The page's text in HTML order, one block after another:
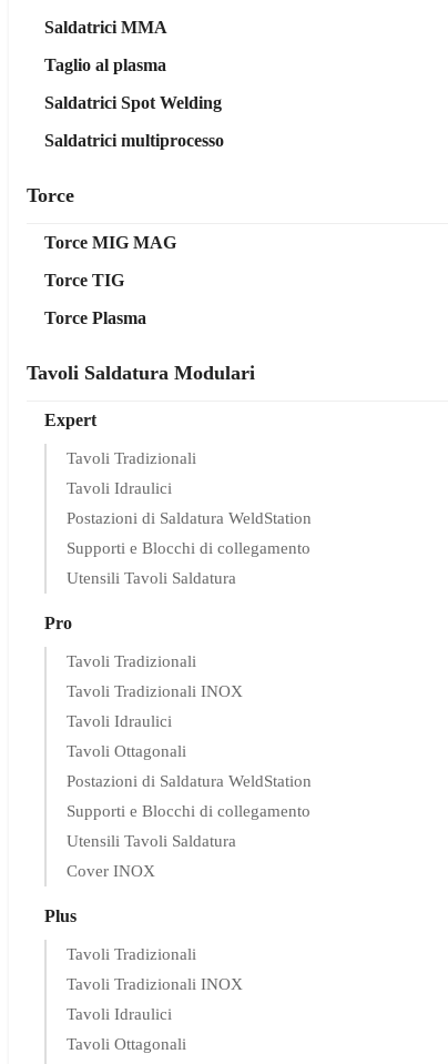
Saldatrici MMA
Taglio al plasma
Saldatrici Spot Welding
Saldatrici multiprocesso
Torce
Torce MIG MAG
Torce TIG
Torce Plasma
Tavoli Saldatura Modulari
Expert
Tavoli Tradizionali
Tavoli Idraulici
Postazioni di Saldatura WeldStation
Supporti e Blocchi di collegamento
Utensili Tavoli Saldatura
Pro
Tavoli Tradizionali
Tavoli Tradizionali INOX
Tavoli Idraulici
Tavoli Ottagonali
Postazioni di Saldatura WeldStation
Supporti e Blocchi di collegamento
Utensili Tavoli Saldatura
Cover INOX
Plus
Tavoli Tradizionali
Tavoli Tradizionali INOX
Tavoli Idraulici
Tavoli Ottagonali